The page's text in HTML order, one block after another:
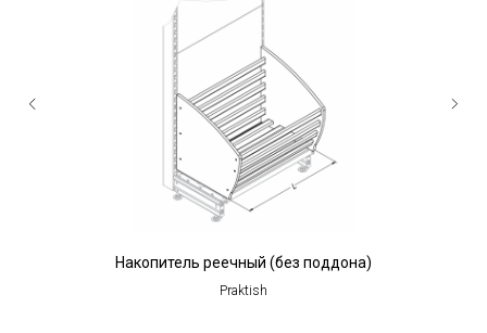
Накопитель реечный (без поддона)
Praktish